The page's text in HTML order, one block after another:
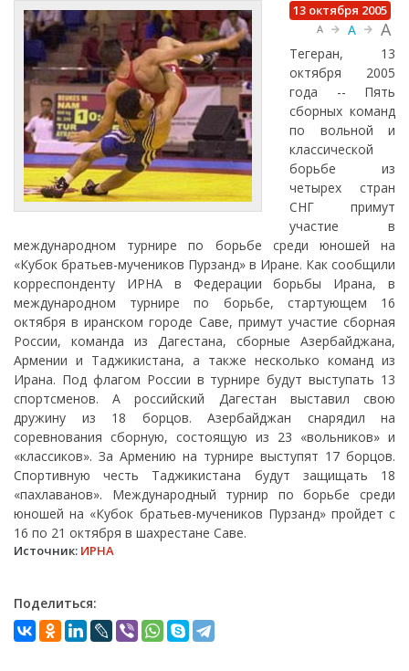
13 октября 2005
A A A
Тегеран, 13
октября 2005
года -- Пять
сборных команд
по вольной и
классической
борьбе из
четырех стран
СНГ примут
участие в
международном турнире по борьбе среди юношей на
«Кубок братьев-мучеников Пурзанд» в Иране. Как сообщили
корреспонденту ИРНА в Федерации борьбы Ирана, в
международном турнире по борьбе, стартующем 16
октября в иранском городе Саве, примут участие сборная
России, команда из Дагестана, сборные Азербайджана,
Армении и Таджикистана, а также несколько команд из
Ирана. Под флагом России в турнире будут выступать 13
спортсменов. А российский Дагестан выставил свою
дружину из 18 борцов. Азербайджан снарядил на
соревнования сборную, состоящую из 23 «вольников» и
«классиков». За Армению на турнире выступят 17 борцов.
Спортивную честь Таджикистана будут защищать 18
«пахлаванов». Международный турнир по борьбе среди
юношей на «Кубок братьев-мучеников Пурзанд» пройдет с
16 по 21 октября в шахрестане Саве.
Источник: ИРНА
Поделиться: